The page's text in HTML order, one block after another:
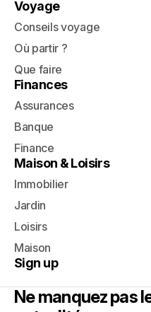
Voyage
Conseils voyage
Où partir ?
Que faire
Finances
Assurances
Banque
Finance
Maison & Loisirs
Immobilier
Jardin
Loisirs
Maison
Sign up
Ne manquez pas